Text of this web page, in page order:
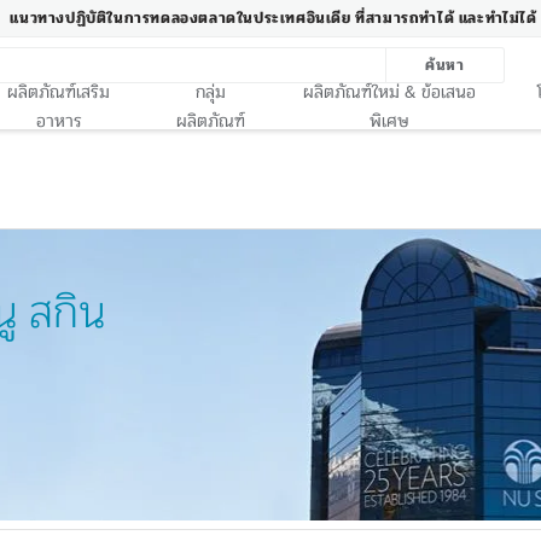
แนวทางปฏิบัติในการทดลองตลาดในประเทศอินเดีย ที่สามารถทำได้ และทำไม่ได้
ค้นหา
ผลิตภัณฑ์เสริม
อาหาร
กลุ่ม
ผลิตภัณฑ์
ผลิตภัณฑ์ใหม่ & ข้อเสนอ
พิเศษ
สกิน